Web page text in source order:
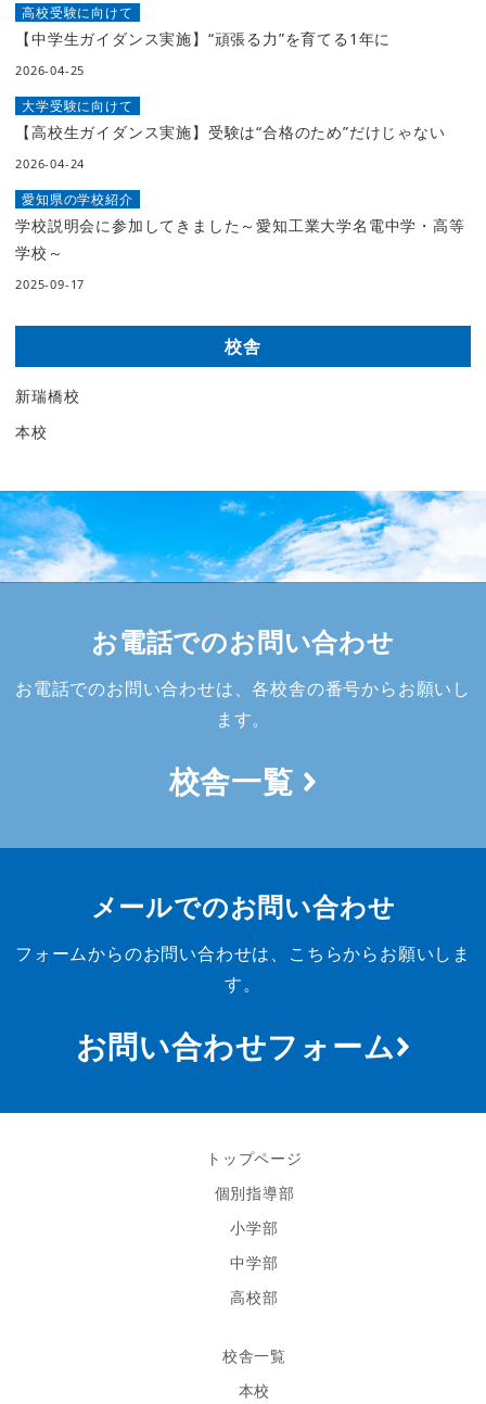
高校受験に向けて
【中学生ガイダンス実施】“頑張る力”を育てる1年に
2026-04-25
大学受験に向けて
【高校生ガイダンス実施】受験は“合格のため”だけじゃない
2026-04-24
愛知県の学校紹介
学校説明会に参加してきました～愛知工業大学名電中学・高等
学校～
2025-09-17
校舎
新瑞橋校
本校
お電話でのお問い合わせ
お電話でのお問い合わせは、各校舎の番号からお願いし
ます。
校舎一覧
メールでのお問い合わせ
フォームからのお問い合わせは、こちらからお願いしま
す。
お問い合わせフォーム
トップページ
個別指導部
小学部
中学部
高校部
校舎一覧
本校